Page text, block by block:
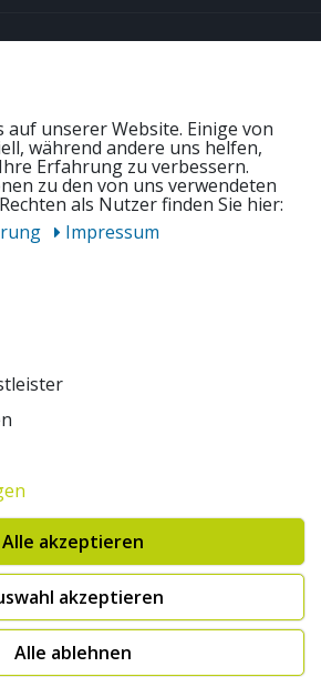
& SICHERHEIT
& Co. KG
Erklärung zur Barrierefreiheit
Mehrwertsteuer zuzüglich Versandkosten. Die
der UVP des Herstellers. 1nur bei
versandfertig" oder "Sofort verfügbar") |
ab € 100,- Bestellwert.
auf unserer Website. Einige von
während andere uns helfen,
Erfahrung zu verbessern.
zu den von uns verwendeten
als Nutzer finden Sie hier:
Impressum
Alle akzeptieren
akzeptieren
Alle ablehnen